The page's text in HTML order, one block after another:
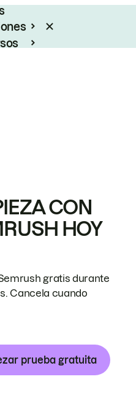
CON
HOY
gratis durante
Cancela cuando
prueba gratuita